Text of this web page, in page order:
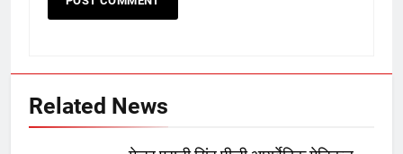
Related News